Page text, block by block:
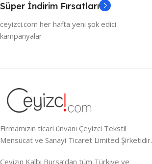
Süper İndirim Fırsatları
ceyizci.com her hafta yeni şok edici
kampanyalar
Firmamızın ticari ünvanı Çeyizci Tekstil
Mensucat ve Sanayi Ticaret Limited Şirketidir.
Çeyizin Kalbi Bursa’dan tüm Türkiye ve